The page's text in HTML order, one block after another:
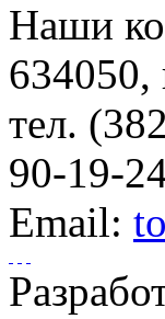
Наши
634050,
тел.
90-19-
Email: